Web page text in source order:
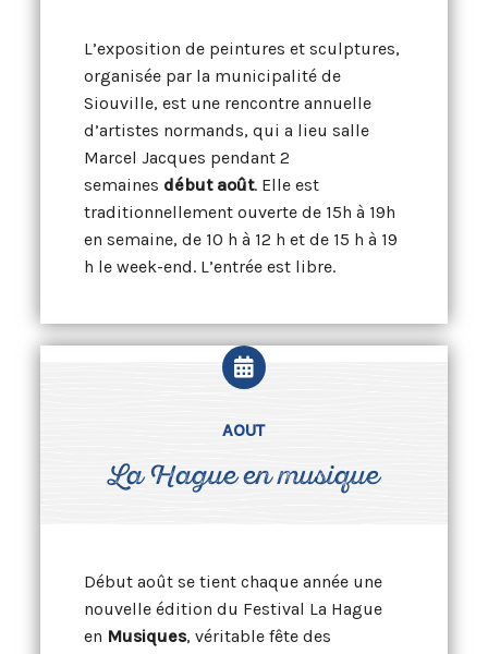
L’exposition de peintures et sculptures,
organisée par la municipalité de
Siouville, est une rencontre annuelle
d’artistes normands, qui a lieu salle
Marcel Jacques pendant 2
semaines début août. Elle est
traditionnellement ouverte de 15h à 19h
en semaine, de 10 h à 12 h et de 15 h à 19
h le week-end. L’entrée est libre.
AOUT
La Hague en musique
Début août se tient chaque année une
nouvelle édition du Festival La Hague
en Musiques, véritable fête des